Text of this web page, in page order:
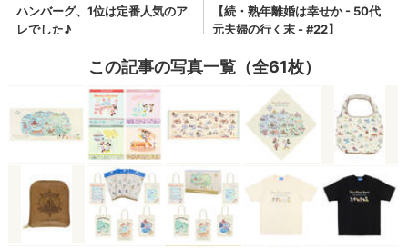
この記事の写真一覧（全61枚）